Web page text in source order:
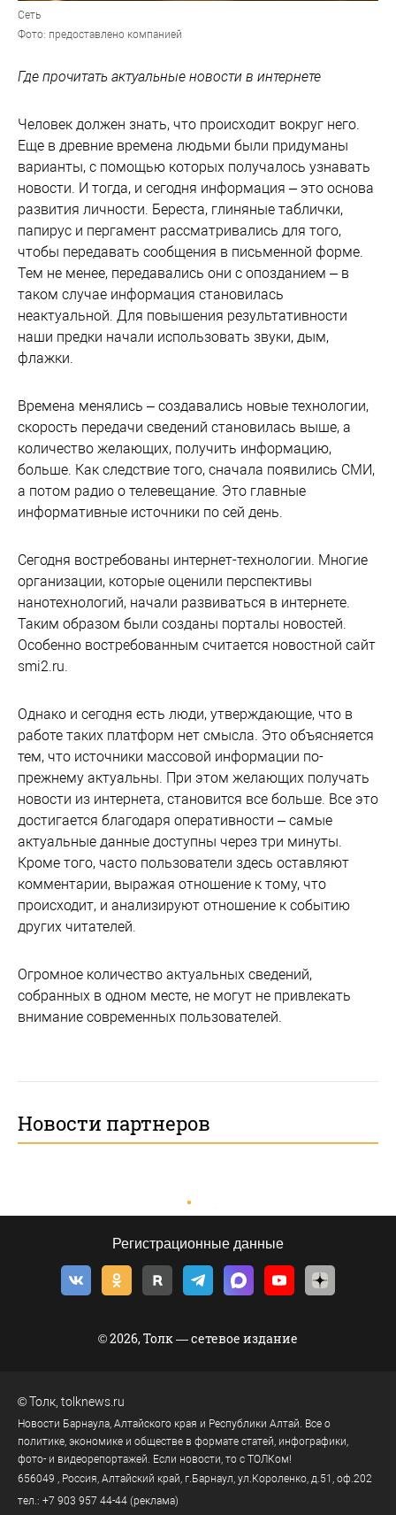
Сеть
Фото: предоставлено компанией
Где прочитать актуальные новости в интернете
Человек должен знать, что происходит вокруг него.
Еще в древние времена людьми были придуманы
варианты, с помощью которых получалось узнавать
новости. И тогда, и сегодня информация – это основа
развития личности. Береста, глиняные таблички,
папирус и пергамент рассматривались для того,
чтобы передавать сообщения в письменной форме.
Тем не менее, передавались они с опозданием – в
таком случае информация становилась
неактуальной. Для повышения результативности
наши предки начали использовать звуки, дым,
флажки.
Времена менялись – создавались новые технологии,
скорость передачи сведений становилась выше, а
количество желающих, получить информацию,
больше. Как следствие того, сначала появились СМИ,
а потом радио о телевещание. Это главные
информативные источники по сей день.
Сегодня востребованы интернет-технологии. Многие
организации, которые оценили перспективы
нанотехнологий, начали развиваться в интернете.
Таким образом были созданы порталы новостей.
Особенно востребованным считается новостной сайт
smi2.ru.
Однако и сегодня есть люди, утверждающие, что в
работе таких платформ нет смысла. Это объясняется
тем, что источники массовой информации по-
прежнему актуальны. При этом желающих получать
новости из интернета, становится все больше. Все это
достигается благодаря оперативности – самые
актуальные данные доступны через три минуты.
Кроме того, часто пользователи здесь оставляют
комментарии, выражая отношение к тому, что
происходит, и анализируют отношение к событию
других читателей.
Огромное количество актуальных сведений,
собранных в одном месте, не могут не привлекать
внимание современных пользователей.
Новости партнеров
Регистрационные данные
© 2026, Толк — сетевое издание
©Толк tolknews.ru
Новости Барнаула, Алтайского края и Республики Алтай. Все о
политике, экономике и обществе в формате статей, инфографики,
фото- и видеорепортажей. Если новости, то с ТОЛКом!
656049
, Россия, Алтайский край, г. Барнаул ул.Короленко, д.51, оф.202
тел.: +7 903 957 44-44 (реклама)